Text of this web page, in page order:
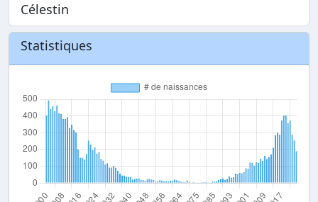
Célestin
Statistiques